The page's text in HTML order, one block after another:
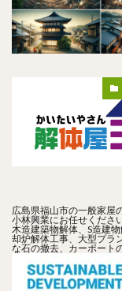
広島県福山市の一般家屋
小林興業にお任せくださ
木造建築物解体、S造建
却炉解体工事、大型プラ
な石の撤去、カーポート